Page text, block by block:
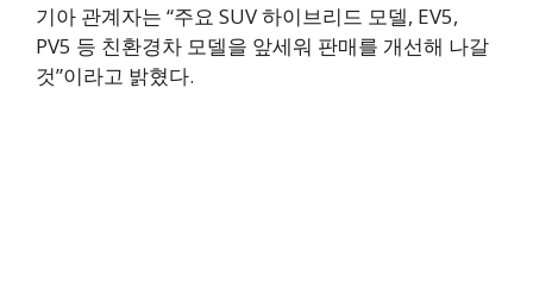
기아 관계자는 “주요 SUV 하이브리드 모델, EV5,
PV5 등 친환경차 모델을 앞세워 판매를 개선해 나갈
것”이라고 밝혔다.